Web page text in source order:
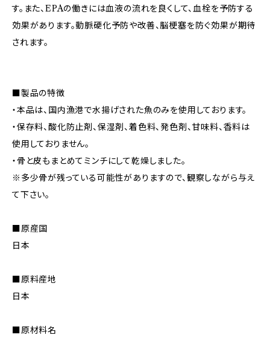
す。また、EPAの働きには血液の流れを良くして、血栓を予防する
効果があります。動脈硬化予防や改善、脳梗塞を防ぐ効果が期待
されます。
■製品の特徴
・本品は、国内漁港で水揚げされた魚のみを使用しております。
・保存料、酸化防止剤、保湿剤、着色料、発色剤、甘味料、香料は
使用しておりません。
・骨と皮もまとめてミンチにして乾燥しました。
※多少骨が残っている可能性がありますので、観察しながら与え
て下さい。
■原産国
日本
■原料産地
日本
■原材料名